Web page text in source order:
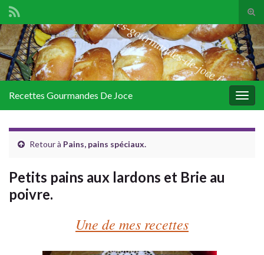
Search for:
Recettes Gourmandes De Joce
Retour à Pains, pains spéciaux.
Petits pains aux lardons et Brie au
poivre.
Une de mes recettes